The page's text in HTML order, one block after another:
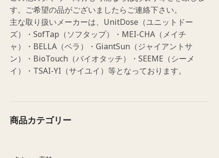
す。ご希望の品がございましたらご連絡下さい。
主な取り扱いメーカーは、UnitDose（ユニットドー
ズ）・SofTap（ソフタップ）・MEI-CHA（メイチ
ャ）・BELLA（ベラ）・GiantSun（ジャイアントサ
ン）・BioTouch（バイオタッチ）・SEEME（シーメ
イ）・TSAI-YI（サイユイ）等となっております。
商品カテゴリー